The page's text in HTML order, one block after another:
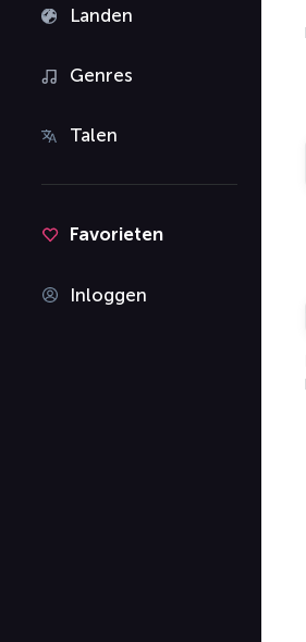
Landen
Genres
Talen
Favorieten
Inloggen